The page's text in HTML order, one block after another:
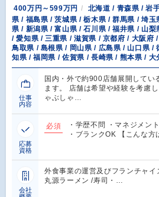
400万円～599万円
北海道 / 青森県 / 岩
県 / 福島県 / 茨城県 / 栃木県 / 群馬県 / 埼玉
県 / 新潟県 / 富山県 / 石川県 / 福井県 / 山
/ 愛知県 / 三重県 / 滋賀県 / 京都府 / 大阪府
鳥取県 / 島根県 / 岡山県 / 広島県 / 山口県 /
知県 / 福岡県 / 佐賀県 / 長崎県 / 熊本県 / 大
仕事
内容
国内・外で約900店舗展開してい
ます。 店舗は希望や経験を考慮
ゃぶしゃ…
応募
資格
必須
・学歴不問 ・マネジメン
・ブランクOK 【こんな
会社
外食事業の運営及びフランチャ
丸源ラーメン /寿司・…